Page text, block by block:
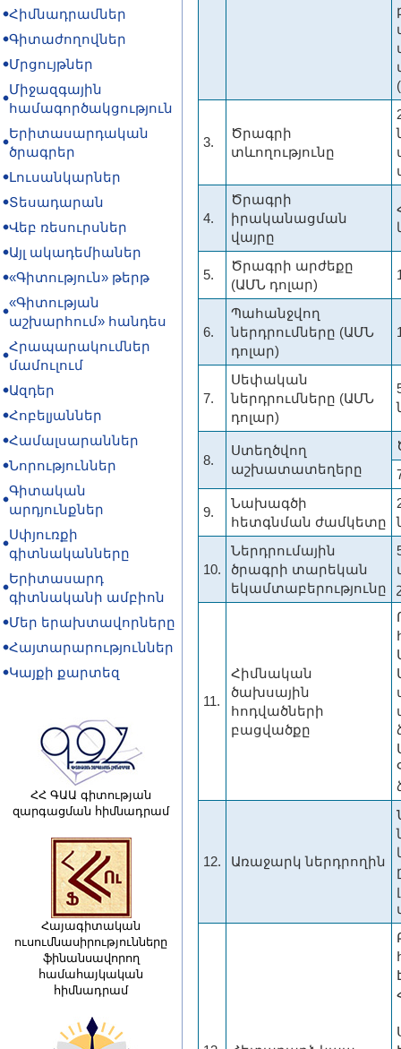
Հիմնադրամներ
Գիտաժողովներ
Մրցույթներ
Միջազգային
համագործակցություն
Երիտասարդական
ծրագրեր
Լուսանկարներ
Տեսադարան
Վեբ ռեսուրսներ
Այլ ակադեմիաներ
«Գիտություն» թերթ
«Գիտության
աշխարհում» հանդես
Հրապարակումներ
մամուլում
Ազդեր
Հոբելյաններ
Համալսարաններ
Նորություններ
Գիտական
արդյունքներ
Սփյուռքի
գիտնականները
Երիտասարդ
գիտնականի ամբիոն
Մեր երախտավորները
Հայտարարություններ
Կայքի քարտեզ
ՀՀ ԳԱԱ գիտության
զարգացման հիմնադրամ
Հայագիտական
ուսումնասիրությունները
ֆինանսավորող
համահայկական
հիմնադրամ
3.
Ծրագրի
տևողությունը
4.
Ծրագրի
իրականացման
վայրը
5.
Ծրագրի արժեքը
(ԱՄՆ դոլար)
6.
Պահանջվող
ներդրումները (ԱՄՆ
դոլար)
7.
Սեփական
ներդրումները (ԱՄՆ
դոլար)
8.
Ստեղծվող
աշխատատեղերը
9.
Նախագծի
հետգնման ժամկետը
10.
Ներդրումային
ծրագրի տարեկան
եկամտաբերությունը
11.
Հիմնական
ծախսային
հոդվածների
բացվածքը
12. Առաջարկ ներդրողին